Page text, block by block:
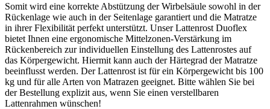
Somit wird eine korrekte Abstützung der Wirbelsäule sowohl in der
Rückenlage wie auch in der Seitenlage garantiert und die Matratze
in ihrer Flexibilität perfekt unterstützt. Unser Lattenrost Duoflex
bietet Ihnen eine ergonomische Mittelzonen-Verstärkung im
Rückenbereich zur individuellen Einstellung des Lattenrostes auf
das Körpergewicht. Hiermit kann auch der Härtegrad der Matratze
beeinflusst werden. Der Lattenrost ist für ein Körpergewicht bis 100
kg und für alle Arten von Matrazen geeignet. Bitte wählen Sie bei
der Bestellung explizit aus, wenn Sie einen verstellbaren
Lattenrahmen wünschen!